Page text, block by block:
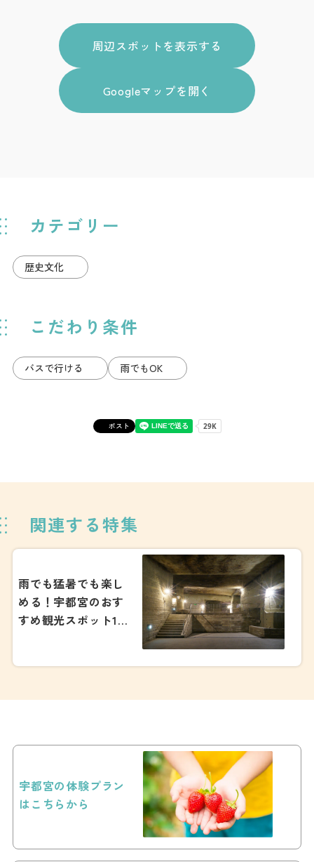
カテゴリー
歴史文化
こだわり条件
バスで行ける 雨でもOK
ポスト
周辺スポットを表示する
Googleマップを開く
関連する特集
雨でも猛暑でも楽し
める！宇都宮のおす
すめ観光スポット15
宇都宮の体験プラン
はこちらから